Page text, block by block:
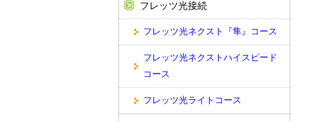
フレッツ光接続
フレッツ光ネクスト『隼』コース
フレッツ光ネクストハイスピード
コース
フレッツ光ライトコース